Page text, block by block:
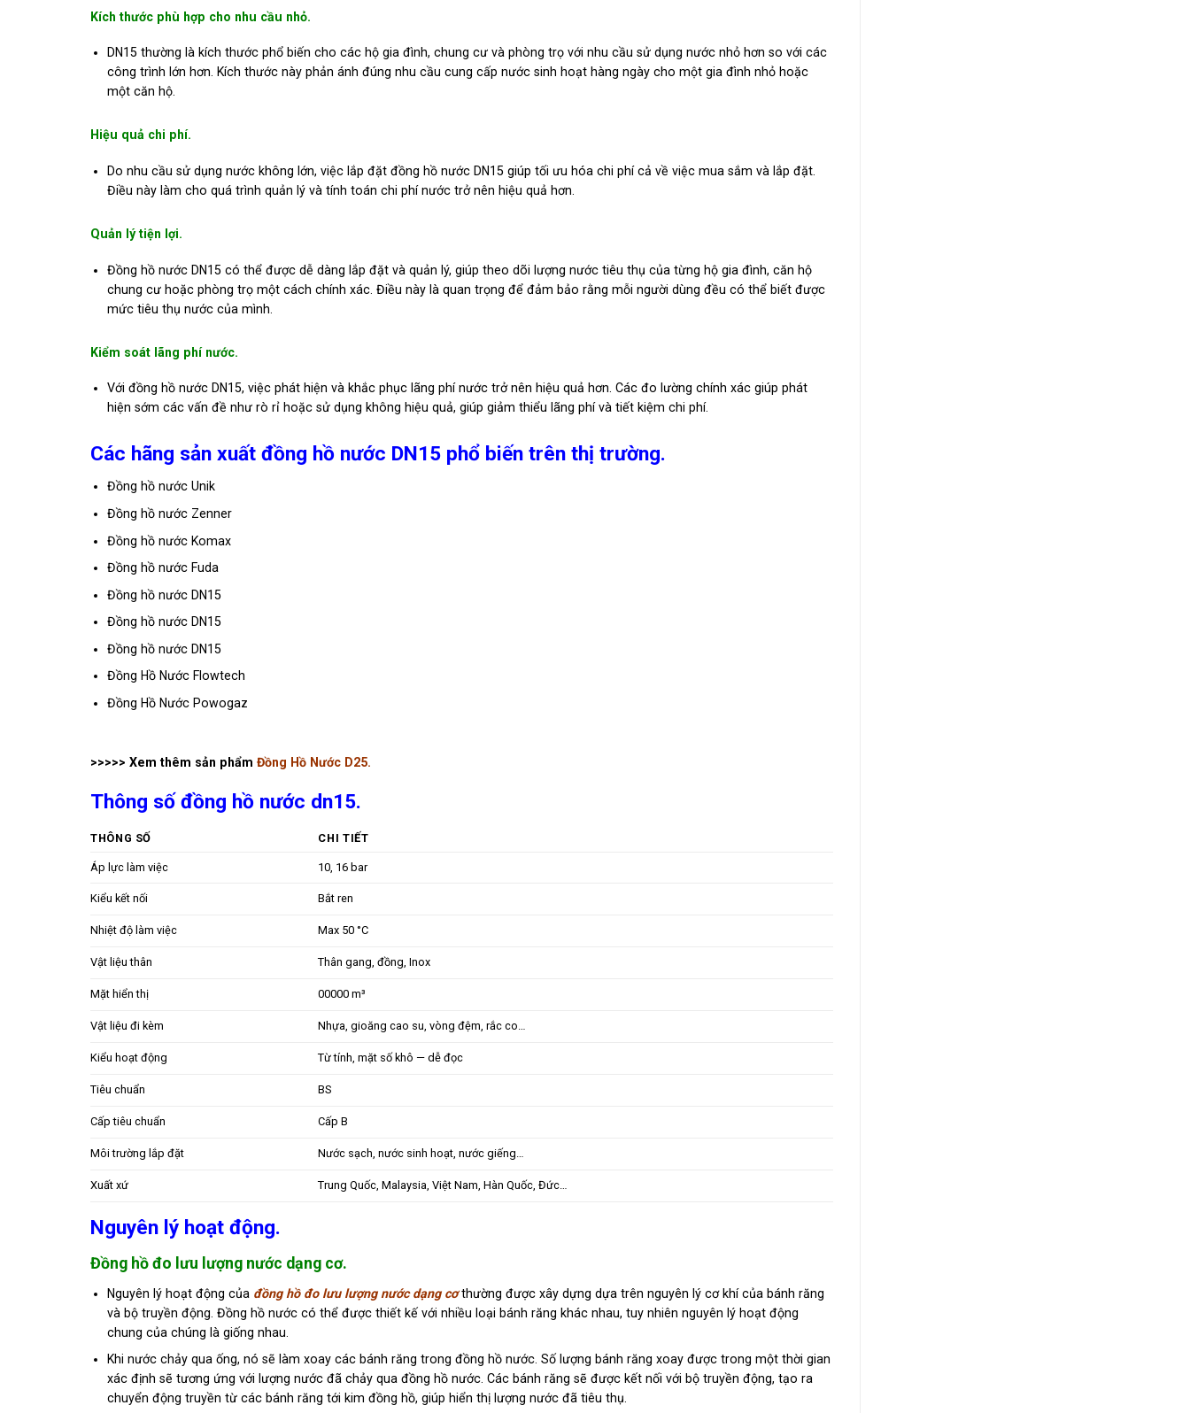
Kích thước phù hợp cho nhu cầu nhỏ.
DN15 thường là kích thước phổ biến cho các hộ gia đình, chung cư và phòng trọ với nhu cầu sử dụng nước nhỏ hơn so với các
công trình lớn hơn. Kích thước này phản ánh đúng nhu cầu cung cấp nước sinh hoạt hàng ngày cho một gia đình nhỏ hoặc
một căn hộ.
Hiệu quả chi phí.
Do nhu cầu sử dụng nước không lớn, việc lắp đặt đồng hồ nước DN15 giúp tối ưu hóa chi phí cả về việc mua sắm và lắp đặt.
Điều này làm cho quá trình quản lý và tính toán chi phí nước trở nên hiệu quả hơn.
Quản lý tiện lợi.
Đồng hồ nước DN15 có thể được dễ dàng lắp đặt và quản lý, giúp theo dõi lượng nước tiêu thụ của từng hộ gia đình, căn hộ
chung cư hoặc phòng trọ một cách chính xác. Điều này là quan trọng để đảm bảo rằng mỗi người dùng đều có thể biết được
mức tiêu thụ nước của mình.
Kiểm soát lãng phí nước.
Với đồng hồ nước DN15, việc phát hiện và khắc phục lãng phí nước trở nên hiệu quả hơn. Các đo lường chính xác giúp phát
hiện sớm các vấn đề như rò rỉ hoặc sử dụng không hiệu quả, giúp giảm thiểu lãng phí và tiết kiệm chi phí.
Các hãng sản xuất đồng hồ nước DN15 phổ biến trên thị trường.
Đồng hồ nước Unik
Đồng hồ nước Zenner
Đồng hồ nước Komax
Đồng hồ nước Fuda
Đồng hồ nước DN15
Đồng hồ nước DN15
Đồng hồ nước DN15
Đồng Hồ Nước Flowtech
Đồng Hồ Nước Powogaz
>>>>> Xem thêm sản phẩm Đồng Hồ Nước D25.
Thông số đồng hồ nước dn15.
THÔNG SỐ CHI TIẾT
Áp lực làm việc 10, 16 bar
Kiểu kết nối Bắt ren
Nhiệt độ làm việc Max 50 °C
Vật liệu thân Thân gang, đồng, Inox
Mặt hiển thị 00000 m³
Vật liệu đi kèm Nhựa, gioăng cao su, vòng đệm, rắc co…
Kiểu hoạt động Từ tính, mặt số khô — dễ đọc
Tiêu chuẩn BS
Cấp tiêu chuẩn Cấp B
Môi trường lắp đặt Nước sạch, nước sinh hoạt, nước giếng…
Xuất xứ Trung Quốc, Malaysia, Việt Nam, Hàn Quốc, Đức…
Nguyên lý hoạt động.
Đồng hồ đo lưu lượng nước dạng cơ.
Nguyên lý hoạt động của đồng hồ đo lưu lượng nước dạng cơthường được xây dựng dựa trên nguyên lý cơ khí của bánh răng
và bộ truyền động. Đồng hồ nước có thể được thiết kế với nhiều loại bánh răng khác nhau, tuy nhiên nguyên lý hoạt động
chung của chúng là giống nhau.
Khi nước chảy qua ống, nó sẽ làm xoay các bánh răng trong đồng hồ nước. Số lượng bánh răng xoay được trong một thời gian
xác định sẽ tương ứng với lượng nước đã chảy qua đồng hồ nước. Các bánh răng sẽ được kết nối với bộ truyền động, tạo ra
chuyển động truyền từ các bánh răng tới kim đồng hồ, giúp hiển thị lượng nước đã tiêu thụ.